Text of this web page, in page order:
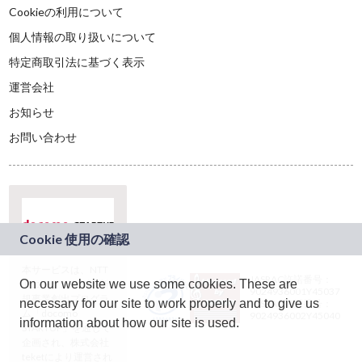
Cookieの利用について
個人情報の取り扱いについて
特定商取引法に基づく表示
運営会社
お知らせ
お問い合わせ
ドコモグループの新
規事業創出プログラ
ム「docomo
STARTUP」を通じて
JASRAC許諾番号：
9024936001Y45037
JASRAC許諾番号：
On our website we use some cookies. These are
necessary for our site to work properly and to give us
information about how our site is used.